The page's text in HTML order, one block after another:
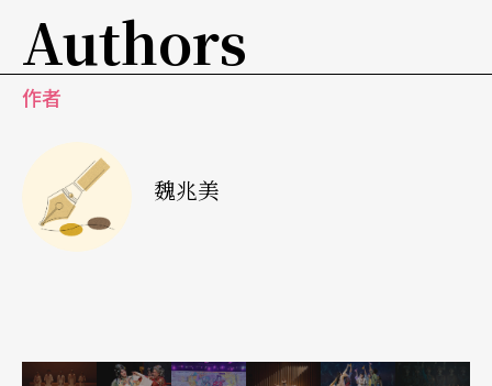
九一一之後，如何「快樂」？
在九一一世界貿易中心事件發生後，所有的紐約客
的猝逝或受傷的打擊，有些生計受損，有些則揮不
去恐怖事件的心頭陰影。藝術家在九一一事件後對
中，你可以聽到未解答的問題。在全劇的開頭，安
Authors
作者
魏兆美